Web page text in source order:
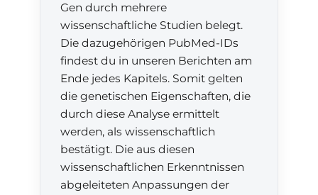
Gen durch mehrere
wissenschaftliche Studien belegt.
Die dazugehörigen PubMed-IDs
findest du in unseren Berichten am
Ende jedes Kapitels. Somit gelten
die genetischen Eigenschaften, die
durch diese Analyse ermittelt
werden, als wissenschaftlich
bestätigt. Die aus diesen
wissenschaftlichen Erkenntnissen
abgeleiteten Anpassungen der